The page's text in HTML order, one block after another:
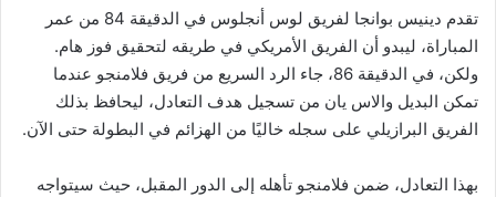
تقدم دينيس بوانجا لفريق لوس أنجلوس في الدقيقة 84 من عمر
المباراة، ليبدو أن الفريق الأمريكي في طريقه لتحقيق فوز هام.
ولكن، في الدقيقة 86، جاء الرد السريع من فريق فلامنجو عندما
تمكن البديل والاس يان من تسجيل هدف التعادل، ليحافظ بذلك
الفريق البرازيلي على سجله خاليًا من الهزائم في البطولة حتى الآن.
بهذا التعادل، ضمن فلامنجو تأهله إلى الدور المقبل، حيث سيتواجه